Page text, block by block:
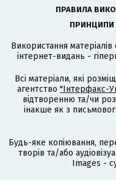
ПРАВИЛА
ПРИНЦИПИ
Використання
інтернет-видань -
Всі матеріали, які
агентство "Інтерфакс-
відтворенню та/чи
інакше як з
Будь-яке копіювання,
творів та/або
Images -